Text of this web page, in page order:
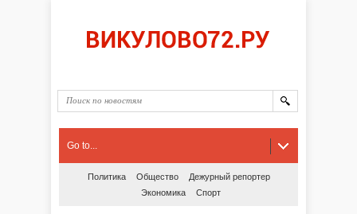
Go to...
Политика Общество
Дежурный репортер
Экономика
Спорт